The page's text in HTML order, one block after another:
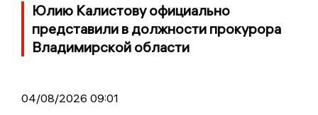
Юлию Калистову официально
представили в должности прокурора
Владимирской области
04/08/2026 09:01